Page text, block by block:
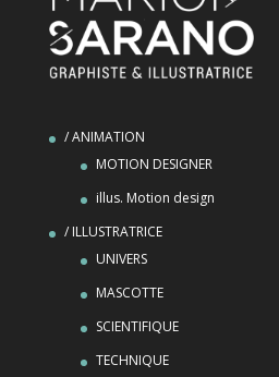
/ ANIMATION
MOTION DESIGNER
illus. Motion design
/ ILLUSTRATRICE
UNIVERS
MASCOTTE
SCIENTIFIQUE
TECHNIQUE